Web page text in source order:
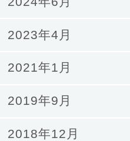
2023年4月
2021年1月
2019年9月
2018年12月